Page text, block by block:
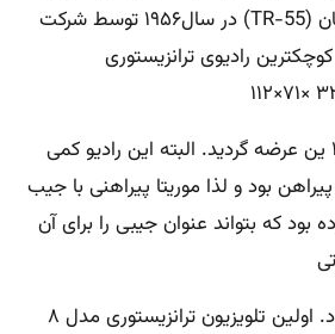
رادیوی ترانزیستوری جهان (TR-55) در سال۱۹۵۶ توسط شرکت
رادیوی ترانزیستوری
میلیمتر و قیمت ۱۳۸۰۰ ین عرضه گردید. البته این رادیو کمی
بود و لذا موریتا پیراهنی با جیب
بود که بتواند عنوان جیبی را برای آن
این رادیو۳۹/۹۵ دلار بود. اولین تلویزیون ترانزیستوری مدل ۸